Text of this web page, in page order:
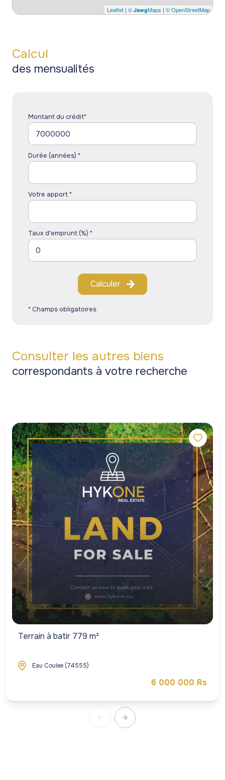
Leaflet | © JawgMaps | © OpenStreetMap
Calcul
des mensualités
Montant du crédit*
Durée (années) *
Votre apport *
Taux d'emprunt (%) *
Calculer
* Champs obligatoires
Consulter les autres biens
correspondants à votre recherche
Terrain à batir 779 m²
Eau Coulee (74555)
6 000 000 Rs